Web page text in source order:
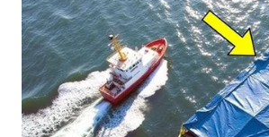
WN
LABUANBAJO
WN
BORNEO